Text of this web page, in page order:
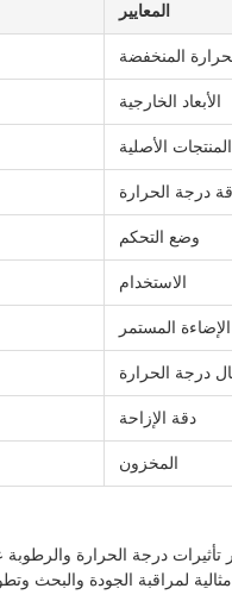
المعايير
المنخفضة
الأبعاد الخارجية
المنتجات الأصلية
درجة الحرارة
وضع التحكم
الاستخدام
المستمر
درجة الحرارة
دقة الإزاحة
المخزون
تأثيرات درجة الحرارة
لمراقبة الجودة والبحث